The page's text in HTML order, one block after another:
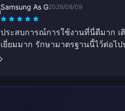
Samsung As G2026/08/09
ประสบการณ์การใช้งานที่นี่ดีมาก เ
เยี่ยมมาก รักษามาตรฐานนี้ไว้ต่อไป